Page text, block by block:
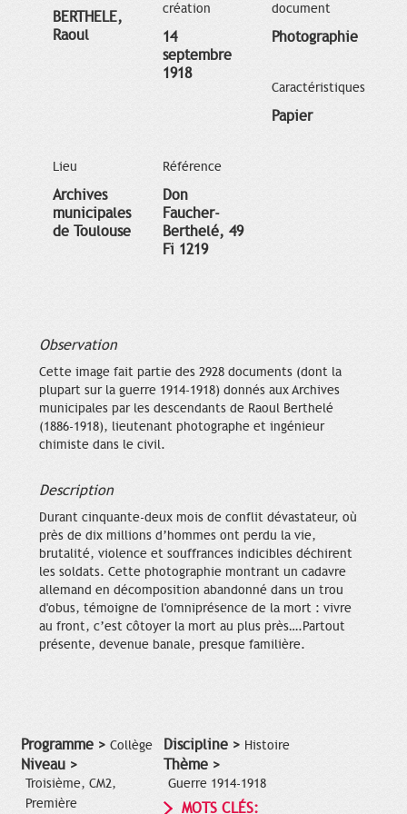
BERTHELE,
Raoul
création
14
septembre
1918
document
Photographie
Caractéristiques
Papier
Lieu
Archives
municipales
de Toulouse
Référence
Don
Faucher-
Berthelé, 49
Fi 1219
Observation
Cette image fait partie des 2928 documents (dont la
plupart sur la guerre 1914-1918) donnés aux Archives
municipales par les descendants de Raoul Berthelé
(1886-1918), lieutenant photographe et ingénieur
chimiste dans le civil.
Description
Durant cinquante-deux mois de conflit dévastateur, où
près de dix millions d’hommes ont perdu la vie,
brutalité, violence et souffrances indicibles déchirent
les soldats. Cette photographie montrant un cadavre
allemand en décomposition abandonné dans un trou
d'obus, témoigne de l'omniprésence de la mort : vivre
au front, c’est côtoyer la mort au plus près….Partout
présente, devenue banale, presque familière.
Programme > Collège
Niveau >
Troisième, CM2,
Première
Discipline > Histoire
Thème >
Guerre 1914-1918
MOTS CLÉS: